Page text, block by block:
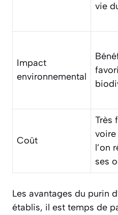
vie
Impact
environnemental
Coût
Très
voire
l’on
ses
Les avantages du purin
établis, il est temps de